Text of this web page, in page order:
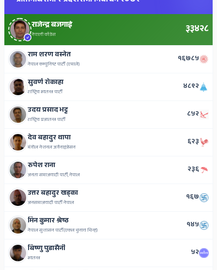
राजेन्द्र बजगाई
नेपाली काँग्रेस ३३४२८
राम शरण वस्नेत
नेपाल कम्युनिष्ट पार्टी (एमाले) १६७८५
सुवर्ण रोकाहा
राष्ट्रिय स्वतन्त्र पार्टी ४८९२
उदय प्रसाद भट्ट
राष्ट्रिय प्रजातन्त्र पार्टी ८५२
देव बहादुर थापा
मंगोल नेशनल अर्गनाइजेसन ६२३
रुपेश राना
जनता समाजवादी पार्टी, नेपाल २३६
उत्तर बहादुर खड्का
जनसमाजवादी पार्टी नेपाल १६७
मिन कुमार श्रेष्ठ
नेपाल सुशासन पार्टी(एकल चुनाव चिन्ह) १४५
बिष्णु पुडासैनी
स्वतन्त्र ५२